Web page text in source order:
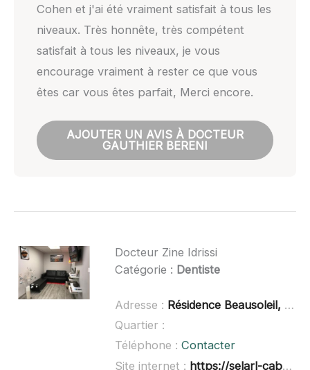
Cohen et j'ai été vraiment satisfait à tous les
niveaux. Très honnête, très compétent
satisfait à tous les niveaux, je vous
encourage vraiment à rester ce que vous
êtes car vous êtes parfait, Merci encore.
AJOUTER UN AVIS À DOCTEUR
GAUTHIER BERENI
Docteur Zine Idrissi
Catégorie : Dentiste
Adresse : Résidence Beausoleil, 185 Avenue Henri Mauriat Batiment A 13100,
Quartier :
Téléphone : Contacter
Site internet : https://selarl-cabdentaire-idrissi.chirurgiens-dentistes.fr/